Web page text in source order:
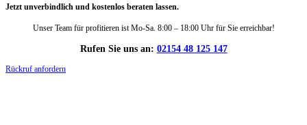
Jetzt unverbindlich und kostenlos beraten lassen.
Unser Team für profitieren ist Mo-Sa. 8:00 – 18:00 Uhr für Sie erreichbar!
Rufen Sie uns an: 02154 48 125 147
Rückruf anfordern